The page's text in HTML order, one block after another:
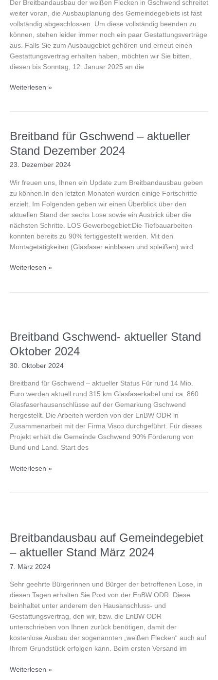
Der Breitbandausbau der weißen Flecken in Gschwend schreitet
weiter voran, die Ausbauplanung des Gemeindegebiets ist fast
vollständig abgeschlossen. Um diese vollständig beenden zu
können, stehen leider immer noch ein paar Gestattungsverträge
aus. Falls Sie zum Ausbaugebiet gehören und erneut einen
Gestattungsvertrag erhalten haben, möchten wir Sie bitten,
diesen bis Sonntag, 12. Januar 2025 an die
Letzter
Weiterlesen »
Breitband für Gschwend – aktueller
Stand Dezember 2024
23. Dezember 2024
Wir freuen uns, Ihnen ein Update zum Breitbandausbau geben
zu können.In den letzten Monaten wurden einige Fortschritte
erzielt. Im Folgenden geben wir einen Überblick über den
aktuellen Stand der sechs Lose sowie ein Ausblick über die
nächsten Schritte. LOS Gewerbegebiet:Die Tiefbauarbeiten
konnten bereits zu 90% fertiggestellt werden. Mit den
Montagetätigkeiten (Glasfaser einblasen und spleißen) wird
Breitband
Dezember
2024
Weiterlesen »
Breitband Gschwend- aktueller Stand
Oktober 2024
30. Oktober 2024
Breitband für Gschwend – aktueller Status Für rund 14 Mio.
Euro werden aktuell rund 315 km Glasfaserkabel und ca. 860
Glasfaserhausanschlüsse auf der Gemarkung Gschwend
hergestellt. Die Arbeiten werden von der EnBW ODR in
Zusammenarbeit mit der Firma Visco durchgeführt. Für dieses
Projekt erhält die Gemeinde Gschwend 90% Förderung von
Bund und Land. Start des
Breitband
Weiterlesen »
Breitbandausbau auf Gemeindegebiet
– aktueller Stand März 2024
7. März 2024
Sehr geehrte Bürgerinnen und Bürger der betroffenen Lose, in
diesen Tagen erhalten Sie Post von der EnBW ODR. Diese
beinhaltet unter anderem den Hausanschluss- und
Gestattungsvertrag, den wir, bzw. die EnBW ODR
unterschrieben von Ihnen zurück benötigen, damit der
kostenlose Ausbau der sogenannten „weißen Flecken“ auch auf
Ihrem Grundstück erfolgen kann. Beim ersten Versand im
Breitbandausbau
Weiterlesen »